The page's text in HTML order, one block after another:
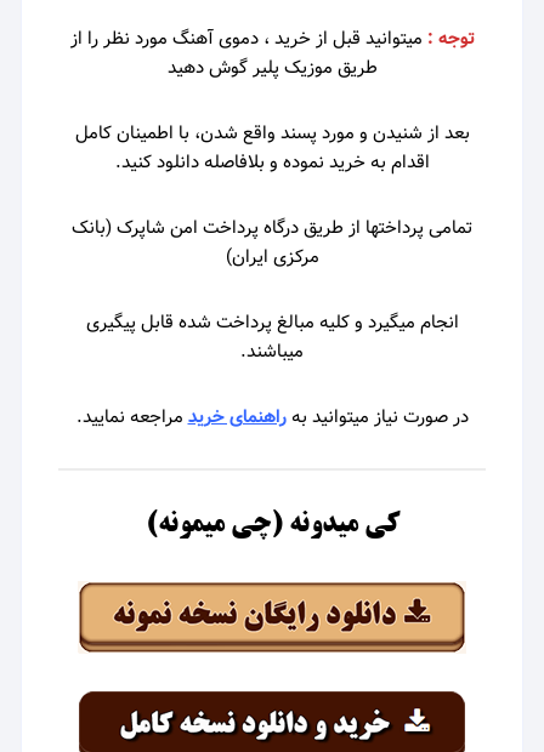
توجه : میتوانید قبل از خرید ، دمویآهنگ مورد نظر را از
طریق موزیک پلیر گوش دهید
بعد از شنیدن و مورد پسند واقع شدن، با اطمینان کامل
اقدام به خرید نموده و بلافاصله دانلود کنید.
تمامی پرداختها از طریق درگاه پرداخت امن شاپرک (بانک
مرکزی ایران)
انجام میگیرد و کلیه مبالغ پرداخت شده قابل پیگیری
میباشند.
در صورت نیاز میتوانید به راهنمای خریدمراجعه نمایید.
کی میدونه (چی میمونه)